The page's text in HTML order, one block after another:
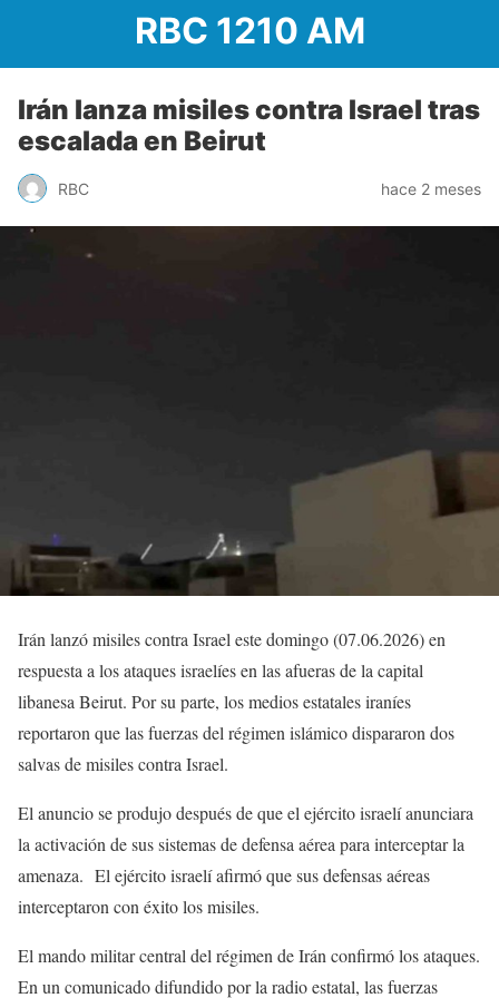
RBC 1210 AM
Irán lanza misiles contra Israel tras
escalada en Beirut
RBC hace 2 meses
Irán lanzó misiles contra Israel este domingo (07.06.2026) en
respuesta a los ataques israelíes en las afueras de la capital
libanesa Beirut. Por su parte, los medios estatales iraníes
reportaron que las fuerzas del régimen islámico dispararon dos
salvas de misiles contra Israel.
El anuncio se produjo después de que el ejército israelí anunciara
la activación de sus sistemas de defensa aérea para interceptar la
amenaza. El ejército israelí afirmó que sus defensas aéreas
interceptaron con éxito los misiles.
El mando militar central del régimen de Irán confirmó los ataques.
En un comunicado difundido por la radio estatal, las fuerzas